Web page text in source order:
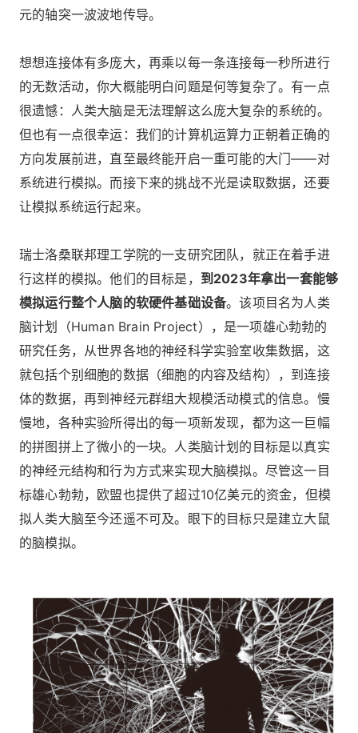
元的轴突一波波地传导。
想想连接体有多庞大，再乘以每一条连接每一秒所进行
的无数活动，你大概能明白问题是何等复杂了。有一点
很遗憾：人类大脑是无法理解这么庞大复杂的系统的。
但也有一点很幸运：我们的计算机运算力正朝着正确的
方向发展前进，直至最终能开启一重可能的大门――对
系统进行模拟。而接下来的挑战不光是读取数据，还要
让模拟系统运行起来。
瑞士洛桑联邦理工学院的一支研究团队，就正在着手进
行这样的模拟。他们的目标是， 到2023年拿出一套能够
模拟运行整个人脑的软硬件基础设备。该项目名为人类
脑计划（Human Brain Project），是一项雄心勃勃的
研究任务，从世界各地的神经科学实验室收集数据，这
就包括个别细胞的数据（细胞的内容及结构），到连接
体的数据，再到神经元群组大规模活动模式的信息。慢
慢地，各种实验所得出的每一项新发现，都为这一巨幅
的拼图拼上了微小的一块。人类脑计划的目标是以真实
的神经元结构和行为方式来实现大脑模拟。尽管这一目
标雄心勃勃，欧盟也提供了超过10亿美元的资金，但模
拟人类大脑至今还遥不可及。眼下的目标只是建立大鼠
的脑模拟。